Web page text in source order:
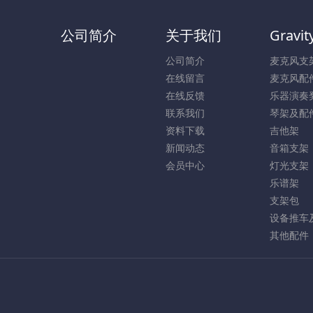
公司简介 关于我们
公司简介
在线留言
在线反馈
联系我们
资料下载
新闻动态
会员中心
麦克风支
麦克风配
乐器演奏
琴架及配
吉他架
音箱支架
灯光支架
乐谱架
支架包
设备推车
其他配件